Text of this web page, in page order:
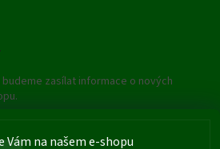
Vám na našem e-shopu
zasílat informace o nových